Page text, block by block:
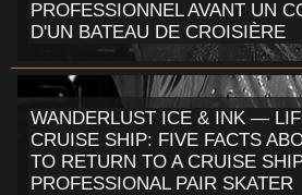
PROFESSIONNEL AVANT UN
D'UN BATEAU DE CROISIÈRE
WANDERLUST ICE & INK —
CRUISE SHIP: FIVE FACTS
TO RETURN TO A CRUISE
PROFESSIONAL PAIR SKATER